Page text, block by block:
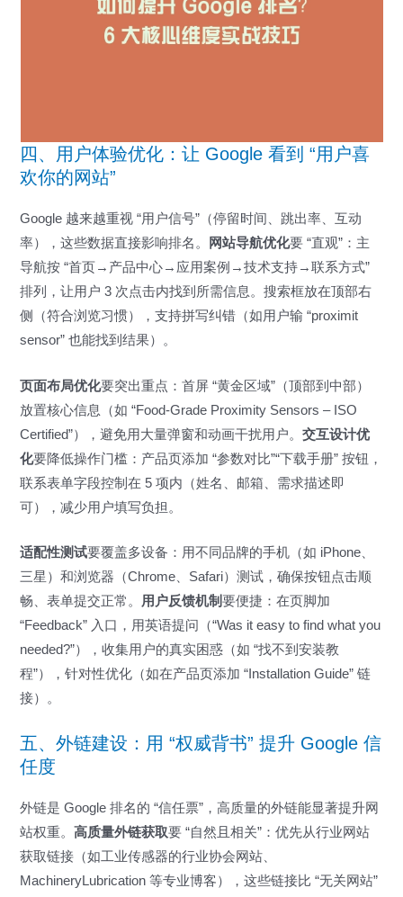
四、用户体验优化：让 Google 看到 “用户喜
欢你的网站”
Google 越来越重视 “用户信号”（停留时间、跳出率、互动
率），这些数据直接影响排名。
网站导航优化要 “直观”：主
导航按 “首页→产品中心→应用案例→技术支持→联系方式”
排列，让用户 3 次点击内找到所需信息。搜索框放在顶部右
侧（符合浏览习惯），支持拼写纠错（如用户输 “proximit
sensor” 也能找到结果）。
页面布局优化要突出重点：首屏 “黄金区域”（顶部到中部）
放置核心信息（如 “Food-Grade Proximity Sensors – ISO
Certified”），避免用大量弹窗和动画干扰用户。交互设计优
化要降低操作门槛：产品页添加 “参数对比”“下载手册” 按钮，
联系表单字段控制在 5 项内（姓名、邮箱、需求描述即
可），减少用户填写负担。
适配性测试要覆盖多设备：用不同品牌的手机（如 iPhone、
三星）和浏览器（Chrome、Safari）测试，确保按钮点击顺
畅、表单提交正常。 用户反馈机制要便捷：在页脚加
“Feedback” 入口，用英语提问（“Was it easy to find what you
needed?”），收集用户的真实困惑（如 “找不到安装教
程”），针对性优化（如在产品页添加 “Installation Guide” 链
接）。
五、外链建设：用 “权威背书” 提升 Google 信
任度
外链是 Google 排名的 “信任票”，高质量的外链能显著提升网
站权重。高质量外链获取要 “自然且相关”：优先从行业网站
获取链接（如工业传感器的行业协会网站、
MachineryLubrication 等专业博客），这些链接比 “无关网站”